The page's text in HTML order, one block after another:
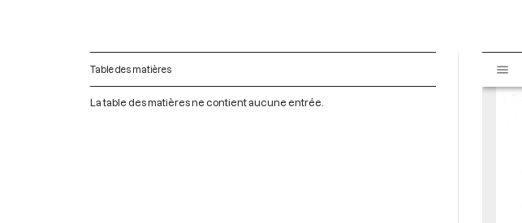
Table des matières
La table des matières ne contient aucune entrée.
s